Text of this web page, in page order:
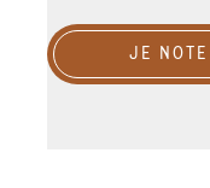
JE NOTE